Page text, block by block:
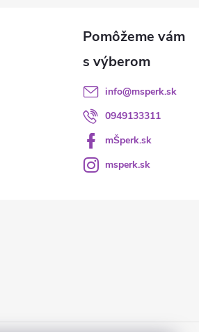
info@msperk.sk
0949133311
mŠperk.sk
msperk.sk